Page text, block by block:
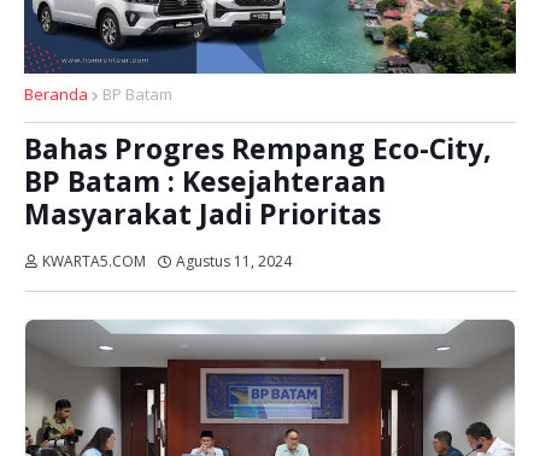
Beranda BP Batam
Bahas Progres Rempang Eco-City,
BP Batam : Kesejahteraan
Masyarakat Jadi Prioritas
KWARTA5.COM Agustus 11, 2024